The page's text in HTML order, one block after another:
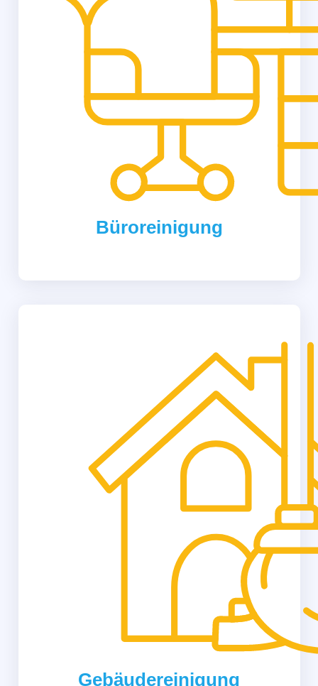
Büroreinigung
Gebäudereinigung